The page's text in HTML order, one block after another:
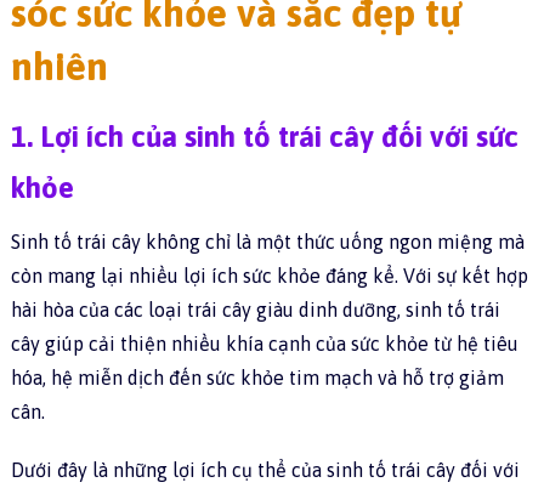
sóc sức khỏe và sắc đẹp tự
nhiên
1. Lợi ích của sinh tố trái cây đối với sức
khỏe
Sinh tố trái cây không chỉ là một thức uống ngon miệng mà
còn mang lại nhiều lợi ích sức khỏe đáng kể. Với sự kết hợp
hài hòa của các loại trái cây giàu dinh dưỡng, sinh tố trái
cây giúp cải thiện nhiều khía cạnh của sức khỏe từ hệ tiêu
hóa, hệ miễn dịch đến sức khỏe tim mạch và hỗ trợ giảm
cân.
Dưới đây là những lợi ích cụ thể của sinh tố trái cây đối với